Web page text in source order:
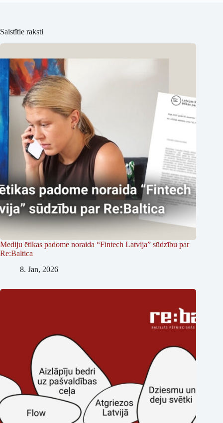
Saistītie raksti
Mediju ētikas padome noraida “Fintech Latvija” sūdzību par
Re:Baltica
8. Jan, 2026